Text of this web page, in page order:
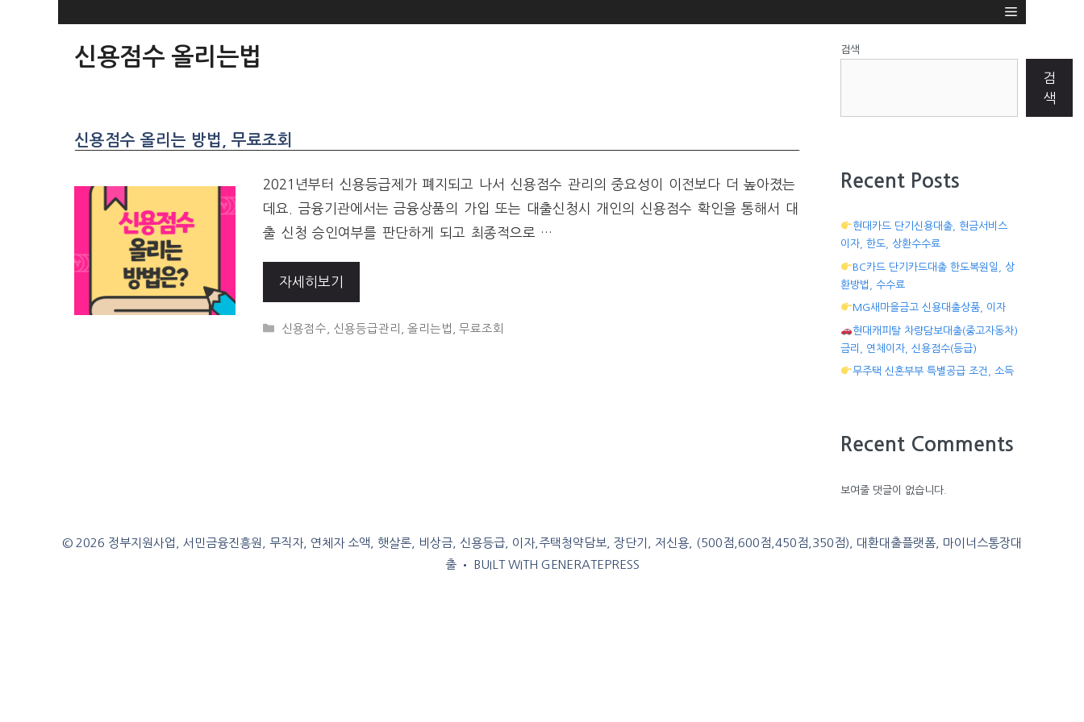
신용점수 올리는법
신용점수 올리는 방법, 무료조회
2021년부터 신용등급제가 폐지되고 나서 신용점수 관리의 중요성이 이전보다 더 높아졌는
데요. 금융기관에서는 금융상품의 가입 또는 대출신청시 개인의 신용점수 확인을 통해서 대
출 신청 승인여부를 판단하게 되고 최종적으로 …
자세히보기
CATEGORIES
신용점수, 신용등급관리, 올리는법, 무료조회
검색
검
색
Recent Posts
현대카드 단기신용대출, 현금서비스
이자, 한도, 상환수수료
BC카드 단기카드대출 한도복원일, 상
환방법, 수수료
MG새마을금고 신용대출상품, 이자
현대캐피탈 차량담보대출(중고자동차)
금리, 연체이자, 신용점수(등급)
무주택 신혼부부 특별공급 조건, 소득
Recent Comments
보여줄 댓글이 없습니다.
© 2026 정부지원사업, 서민금융진흥원, 무직자, 연체자 소액, 햇살론, 비상금, 신용등급, 이자,주택청약담보, 장단기, 저신용, (500점,600점,450점,350점), 대환대출플랫폼, 마이너스통장대
출• BUILT WITH GENERATEPRESS